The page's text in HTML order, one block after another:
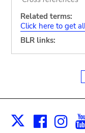
Related terms:
Click here to get
BLR links:
X